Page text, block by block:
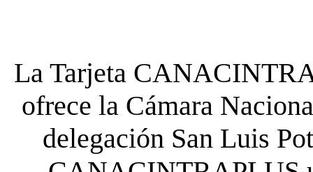
La Tarjeta
ofrece la Cámara
delegación San Luis